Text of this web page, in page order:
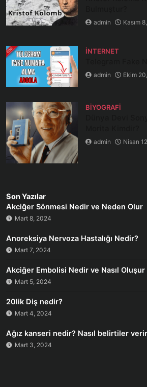
admin Kasım
İNTERNET
admin Ekim
BIYOGRAFI
admin Nisan
Son Yazılar
Akciğer Sönmesi Nedir ve Neden Olur
Mart 8, 2024
Anoreksiya Nervoza Hastalığı Nedir?
Mart 7, 2024
Akciğer Embolisi Nedir ve Nasıl Oluşur
Mart 5, 2024
20lik Diş nedir?
Mart 4, 2024
Ağız kanseri nedir? Nasıl belirtiler
Mart 3, 2024